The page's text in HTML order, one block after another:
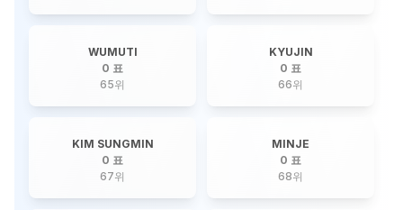
WUMUTI
0 표
65위
KYUJIN
0 표
66위
KIM SUNGMIN
0 표
67위
MINJE
0 표
68위